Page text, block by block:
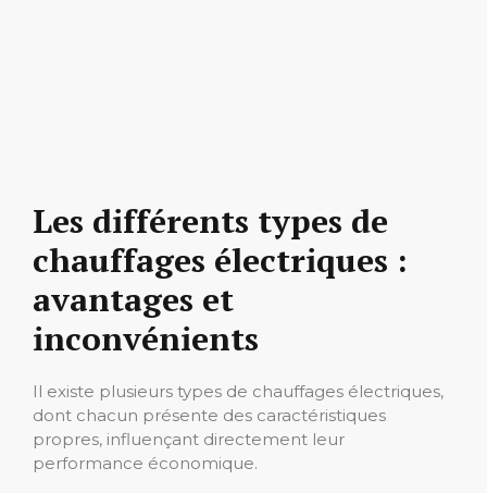
Les différents types de
chauffages électriques :
avantages et
inconvénients
Il existe plusieurs types de chauffages électriques,
dont chacun présente des caractéristiques
propres, influençant directement leur
performance économique.